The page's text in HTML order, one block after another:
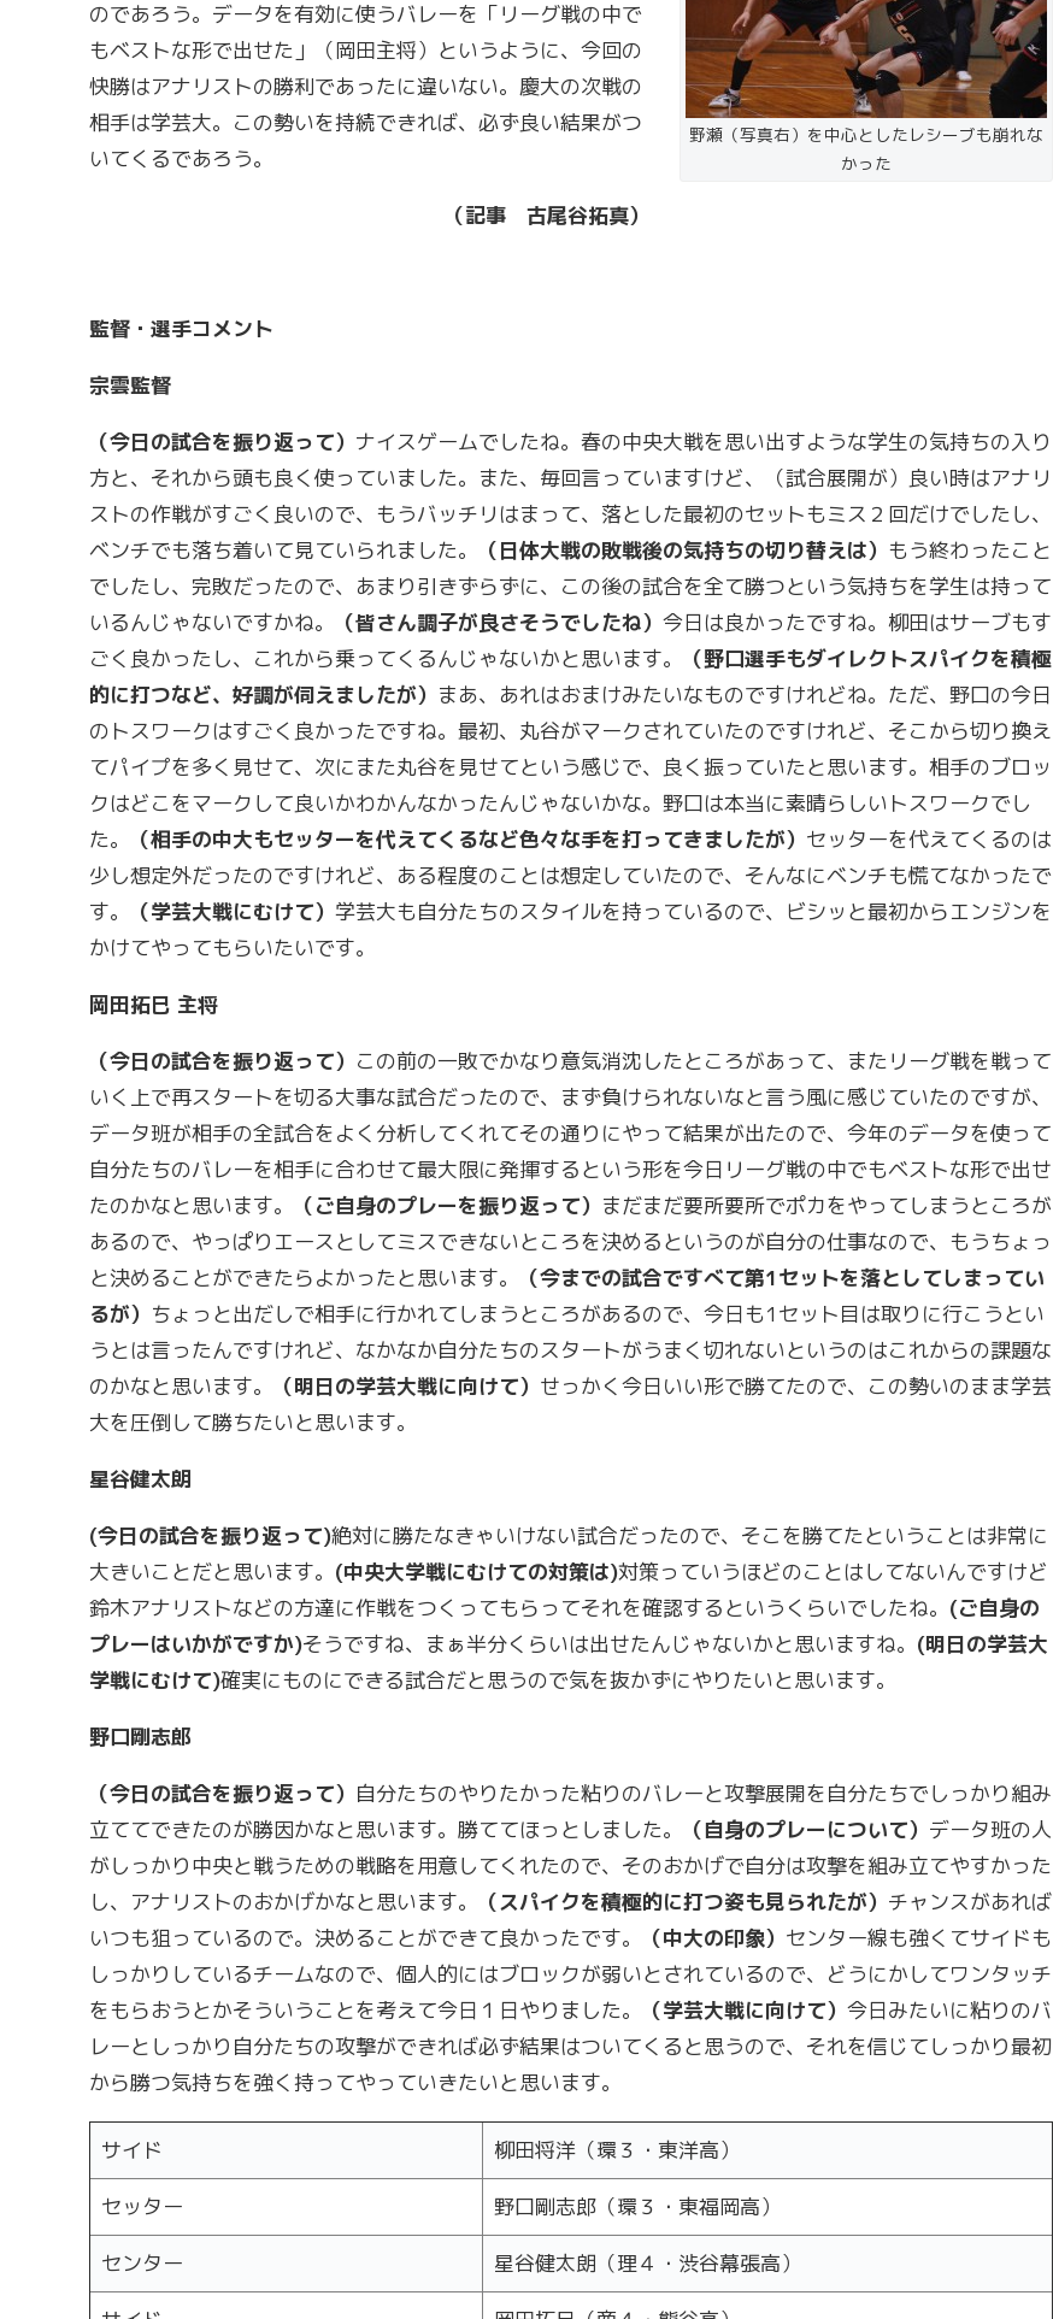
野瀬（写真右）を中心としたレシーブも崩れな
かった
のであろう。データを有効に使うバレーを「リーグ戦の中で
もベストな形で出せた」（岡田主将）というように、今回の
快勝はアナリストの勝利であったに違いない。慶大の次戦の
相手は学芸大。この勢いを持続できれば、必ず良い結果がつ
いてくるであろう。
（記事 古尾谷拓真）
監督・選手コメント
宗雲監督
（今日の試合を振り返って） ナイスゲームでしたね。春の中央大戦を思い出すような学生の気持ちの入り
方と、それから頭も良く使っていました。また、毎回言っていますけど、（試合展開が）良い時はアナリ
ストの作戦がすごく良いので、もうバッチリはまって、落とした最初のセットもミス２回だけでしたし、
ベンチでも落ち着いて見ていられました。
（日体大戦の敗戦後の気持ちの切り替えは） もう終わったこと
でしたし、完敗だったので、あまり引きずらずに、この後の試合を全て勝つという気持ちを学生は持って
いるんじゃないですかね。
（皆さん調子が良さそうでしたね） 今日は良かったですね。柳田はサーブもす
ごく良かったし、これから乗ってくるんじゃないかと思います。
（野口選手もダイレクトスパイクを積極
的に打つなど、好調が伺えましたが） まあ、あれはおまけみたいなものですけれどね。ただ、野口の今日
のトスワークはすごく良かったですね。最初、丸谷がマークされていたのですけれど、そこから切り換え
てパイプを多く見せて、次にまた丸谷を見せてという感じで、良く振っていたと思います。相手のブロッ
クはどこをマークして良いかわかんなかったんじゃないかな。野口は本当に素晴らしいトスワークでし
た。
（相手の中大もセッターを代えてくるなど色々な手を打ってきましたが） セッターを代えてくるのは
少し想定外だったのですけれど、ある程度のことは想定していたので、そんなにベンチも慌てなかったで
す。
（学芸大戦にむけて） 学芸大も自分たちのスタイルを持っているので、ビシッと最初からエンジンを
かけてやってもらいたいです。
岡田拓巳 主将
（今日の試合を振り返って） この前の一敗でかなり意気消沈したところがあって、またリーグ戦を戦って
いく上で再スタートを切る大事な試合だったので、まず負けられないなと言う風に感じていたのですが、
データ班が相手の全試合をよく分析してくれてその通りにやって結果が出たので、今年のデータを使って
自分たちのバレーを相手に合わせて最大限に発揮するという形を今日リーグ戦の中でもベストな形で出せ
たのかなと思います。
（ご自身のプレーを振り返って） まだまだ要所要所でポカをやってしまうところが
あるので、やっぱりエースとしてミスできないところを決めるというのが自分の仕事なので、もうちょっ
と決めることができたらよかったと思います。
（今までの試合ですべて第1セットを落としてしまってい
るが） ちょっと出だしで相手に行かれてしまうところがあるので、今日も1セット目は取りに行こうとい
うとは言ったんですけれど、なかなか自分たちのスタートがうまく切れないというのはこれからの課題な
のかなと思います。
（明日の学芸大戦に向けて） せっかく今日いい形で勝てたので、この勢いのまま学芸
大を圧倒して勝ちたいと思います。
星谷健太朗
(今日の試合を振り返って)絶対に勝たなきゃいけない試合だったので、そこを勝てたということは非常に
大きいことだと思います。 (中央大学戦にむけての対策は)対策っていうほどのことはしてないんですけど
鈴木アナリストなどの方達に作戦をつくってもらってそれを確認するというくらいでしたね。 (ご自身の
プレーはいかがですか)そうですね、まぁ半分くらいは出せたんじゃないかと思いますね。 (明日の学芸大
学戦にむけて)確実にものにできる試合だと思うので気を抜かずにやりたいと思います。
野口剛志郎
（今日の試合を振り返って） 自分たちのやりたかった粘りのバレーと攻撃展開を自分たちでしっかり組み
立ててできたのが勝因かなと思います。勝ててほっとしました。
（自身のプレーについて） データ班の人
がしっかり中央と戦うための戦略を用意してくれたので、そのおかげで自分は攻撃を組み立てやすかった
し、アナリストのおかげかなと思います。
（スパイクを積極的に打つ姿も見られたが） チャンスがあれば
いつも狙っているので。決めることができて良かったです。
（中大の印象） センター線も強くてサイドも
しっかりしているチームなので、個人的にはブロックが弱いとされているので、どうにかしてワンタッチ
をもらおうとかそういうことを考えて今日１日やりました。
（学芸大戦に向けて） 今日みたいに粘りのバ
レーとしっかり自分たちの攻撃ができれば必ず結果はついてくると思うので、それを信じてしっかり最初
から勝つ気持ちを強く持ってやっていきたいと思います。
サイド 柳田将洋（環３・東洋高）
セッター 野口剛志郎（環３・東福岡高）
センター 星谷健太朗（理４・渋谷幕張高）